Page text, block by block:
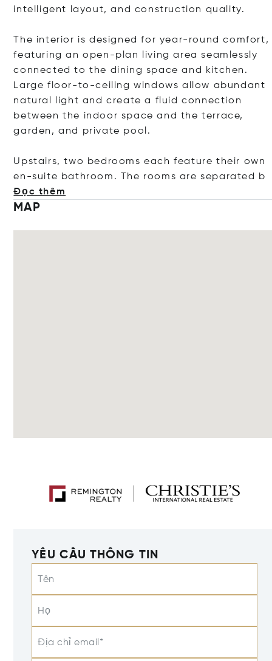
intelligent layout, and construction quality.
The interior is designed for year-round comfort,
featuring an open-plan living area seamlessly
connected to the dining space and kitchen.
Large floor-to-ceiling windows allow abundant
natural light and create a fluid connection
between the indoor space and the terrace,
garden, and private pool.
Upstairs, two bedrooms each feature their own
en-suite bathroom. The rooms are separated b
Đọc thêm
MAP
YÊU CẦU THÔNG TIN
Tên
Họ
Địa chỉ email*